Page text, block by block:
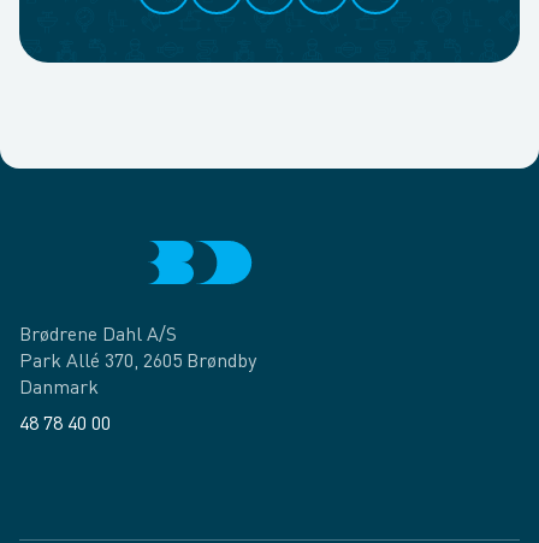
Brødrene Dahl A/S
Park Allé 370, 2605 Brøndby
Danmark
48 78 40 00